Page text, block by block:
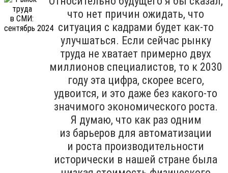
что нет причин ожидать, что
ситуация с кадрами будет как-то
улучшаться. Если сейчас рынку
труда не хватает примерно двух
миллионов специалистов, то к 2030
году эта цифра, скорее всего,
удвоится, и это даже без какого-то
значимого экономического роста.
Я думаю, что как раз одним
из барьеров для автоматизации
и роста производительности
исторически в нашей стране была